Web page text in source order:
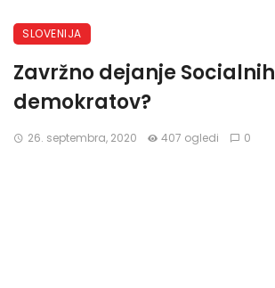
SLOVENIJA
Zavržno dejanje Socialnih
demokratov?
26. septembra, 2020 407 ogledi 0